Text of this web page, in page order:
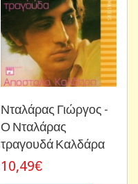
Νταλάρας Γιώργος -
Ο Νταλάρας
τραγουδά Καλδάρα
10,49€